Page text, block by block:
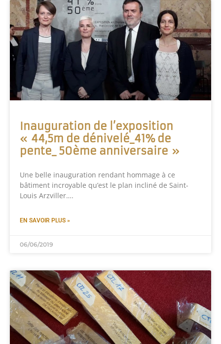
Inauguration de l’exposition
« 44,5m de dénivelé_41% de
pente_ 50ème anniversaire »
Une belle inauguration rendant hommage à ce
bâtiment incroyable qu’est le plan incliné de Saint-
Louis Arzviller….
EN SAVOIR PLUS »
06/06/2019